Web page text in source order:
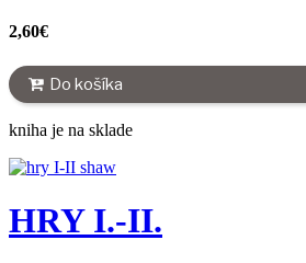
2,60€
Do košíka
kniha je na sklade
HRY I.-II.